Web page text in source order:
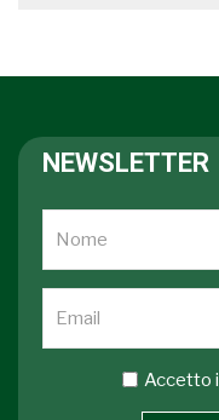
NEWSLETTER
Accetto i